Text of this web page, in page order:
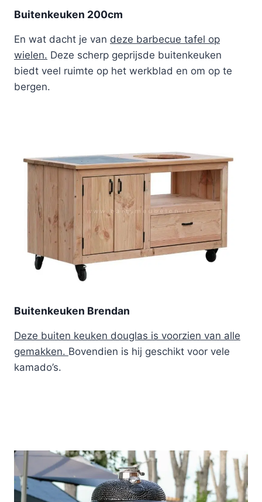
Buitenkeuken 200cm
En wat dacht je van deze barbecue tafel op
wielen. Deze scherp geprijsde buitenkeuken
biedt veel ruimte op het werkblad en om op te
bergen.
Buitenkeuken Brendan
Deze buiten keuken douglas is voorzien van alle
gemakken. Bovendien is hij geschikt voor vele
kamado’s.